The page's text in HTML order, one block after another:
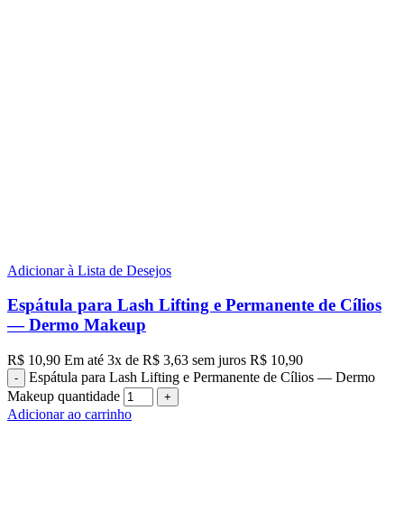
Adicionar à Lista de Desejos
Espátula para Lash Lifting e Permanente de Cílios
— Dermo Makeup
R$ 10,90 Em até 3x de R$ 3,63 sem juros R$ 10,90
Espátula para Lash Lifting e Permanente de Cílios — Dermo
Makeup quantidade
Adicionar ao carrinho